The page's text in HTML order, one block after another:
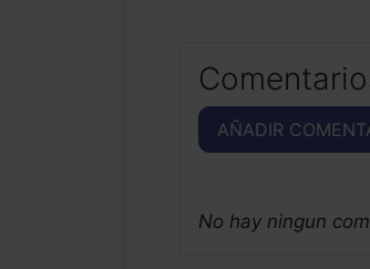
AÑADIR
No hay ningun